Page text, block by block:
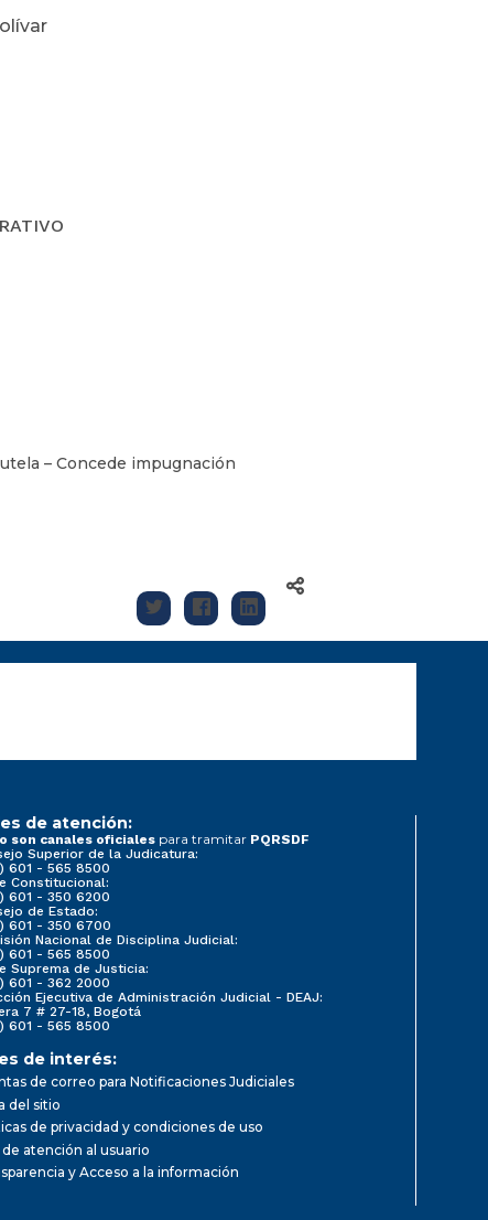
– Concede impugnación
de atención:
son canales oficiales para tramitar PQRSDF
Superior de la Judicatura:
601 - 565 8500
Constitucional:
601 - 350 6200
de Estado:
601 - 350 6700
Nacional de Disciplina Judicial:
601 - 565 8500
Suprema de Justicia:
601 - 362 2000
Ejecutiva de Administración Judicial - DEAJ:
7 # 27-18, Bogotá
601 - 565 8500
de interés:
de correo para Notificaciones Judiciales
del sitio
de privacidad y condiciones de uso
de atención al usuario
y Acceso a la información